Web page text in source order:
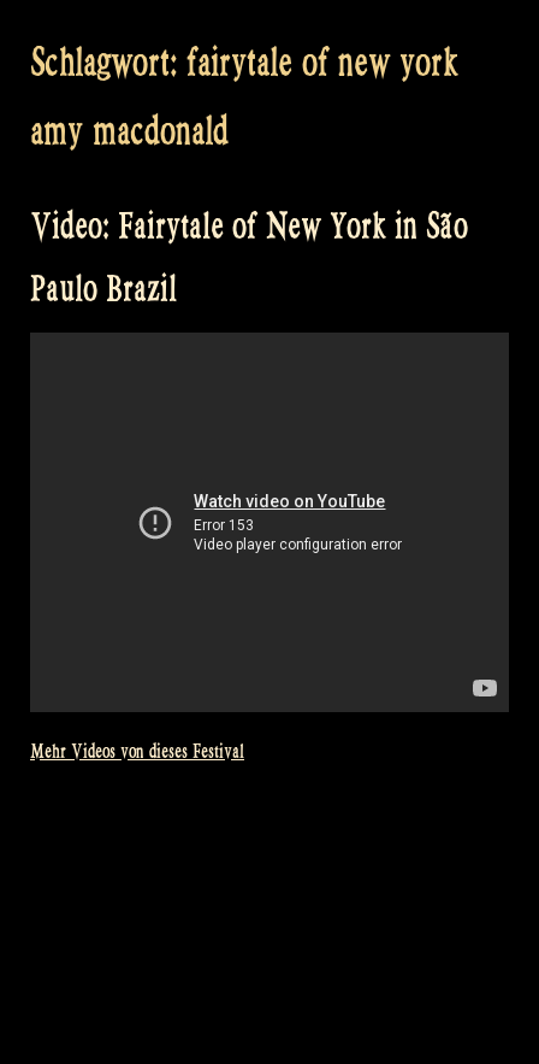
Schlagwort: fairytale of new york
amy macdonald
Video: Fairytale of New York in São
Paulo Brazil
Mehr Videos von dieses Festival